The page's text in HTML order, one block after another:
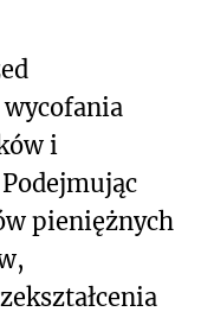
wycofania
i
pieniężnych